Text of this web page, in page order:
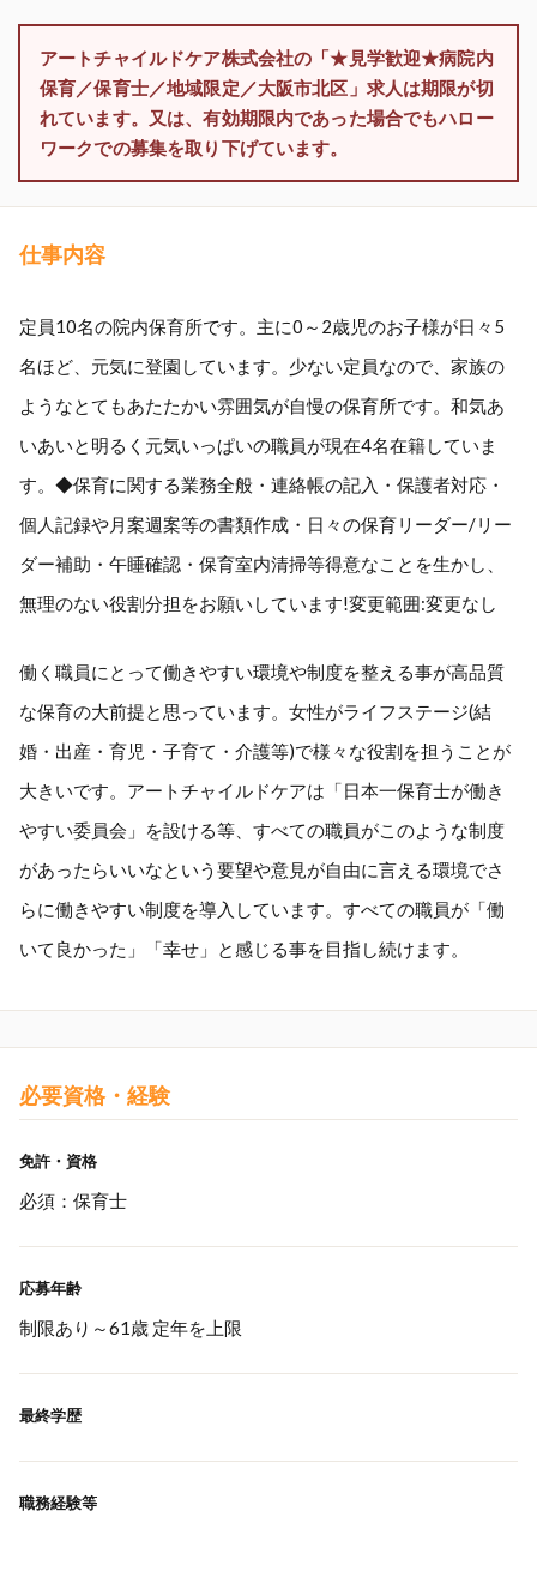
アートチャイルドケア株式会社の「★見学歓迎★病院内
保育／保育士／地域限定／大阪市北区」求人は期限が切
れています。又は、有効期限内であった場合でもハロー
ワークでの募集を取り下げています。
仕事内容
定員10名の院内保育所です。主に0～2歳児のお子様が日々5
名ほど、元気に登園しています。少ない定員なので、家族の
ようなとてもあたたかい雰囲気が自慢の保育所です。和気あ
いあいと明るく元気いっぱいの職員が現在4名在籍していま
す。◆保育に関する業務全般・連絡帳の記入・保護者対応・
個人記録や月案週案等の書類作成・日々の保育リーダー/リー
ダー補助・午睡確認・保育室内清掃等得意なことを生かし、
無理のない役割分担をお願いしています!変更範囲:変更なし
働く職員にとって働きやすい環境や制度を整える事が高品質
な保育の大前提と思っています。女性がライフステージ(結
婚・出産・育児・子育て・介護等)で様々な役割を担うことが
大きいです。アートチャイルドケアは「日本一保育士が働き
やすい委員会」を設ける等、すべての職員がこのような制度
があったらいいなという要望や意見が自由に言える環境でさ
らに働きやすい制度を導入しています。すべての職員が「働
いて良かった」「幸せ」と感じる事を目指し続けます。
必要資格・経験
免許・資格
必須：保育士
応募年齢
制限あり～61歳 定年を上限
最終学歴
職務経験等